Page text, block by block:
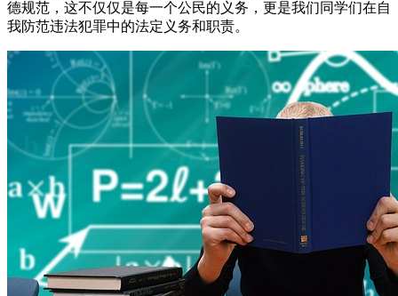
德规范，这不仅仅是每一个公民的义务，更是我们同学们在自
我防范违法犯罪中的法定义务和职责。